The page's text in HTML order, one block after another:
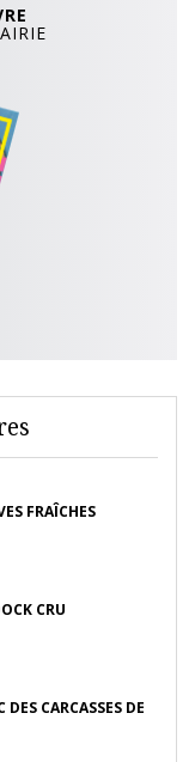
FRAÎCHES
CRU
CARCASSES DE